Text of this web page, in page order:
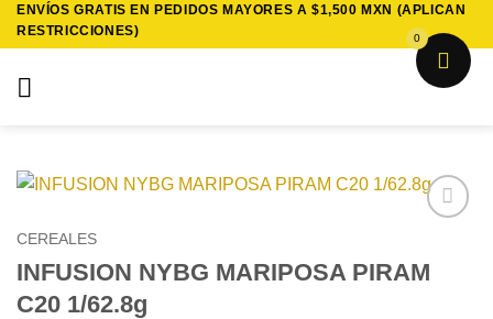
Saltar
ENVÍOS GRATIS EN PEDIDOS MAYORES A $1,500 MXN (APLICAN
RESTRICCIONES)
lista de
CEREALES
INFUSION NYBG MARIPOSA PIRAM
C20 1/62.8g
0